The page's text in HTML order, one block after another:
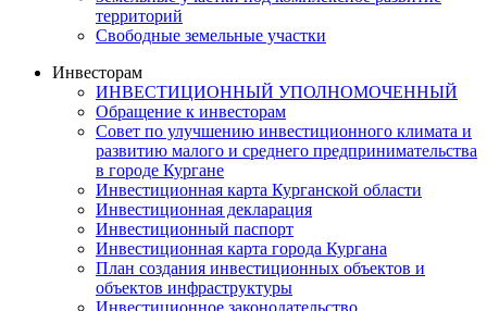
территорий
Свободные земельные участки
Инвесторам
ИНВЕСТИЦИОННЫЙ УПОЛНОМОЧЕННЫЙ
Обращение к инвесторам
Совет по улучшению инвестиционного климата и
развитию малого и среднего предпринимательства
в городе Кургане
Инвестиционная карта Курганской области
Инвестиционная декларация
Инвестиционный паспорт
Инвестиционная карта города Кургана
План создания инвестиционных объектов и
объектов инфраструктуры
Инвестиционное законодательство